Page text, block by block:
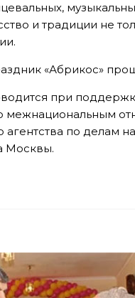
и традиции не
«Абрикос»
при
по делам
Москвы.